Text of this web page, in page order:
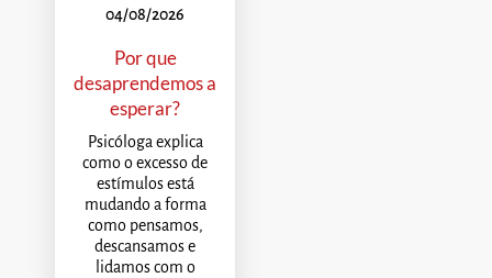
04/08/2026
Por que
desaprendemos a
esperar?
Psicóloga explica
como o excesso de
estímulos está
mudando a forma
como pensamos,
descansamos e
lidamos com o